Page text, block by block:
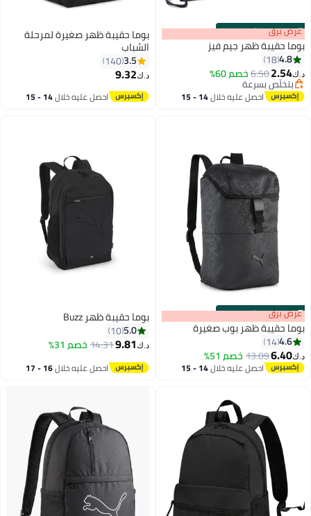
00m:00s
·باقي 100% عرض برق
بوما حقيبة ظهر جيم فيز
4.8
18
د.ك‏2.54
6.50خصم 60%
بتخلّص بسرعة
بتخلّص بسرعةاحصل عليه خلال 14 - 15
2
بوما حقيبة ظهر صغيرة لمرحلة
الشباب
3.5
140
د.ك‏9.32
احصل عليه خلال 14 - 15
00m:00s
·باقي 100% عرض برق
بوما حقيبة ظهر بوب صغيرة
4.6
14
د.ك‏6.40
13.09خصم 51%
احصل عليه خلال 14 - 15
بوما حقيبة ظهر Buzz
5.0
10
د.ك‏9.81
14.31خصم 31%
احصل عليه خلال 16 - 17